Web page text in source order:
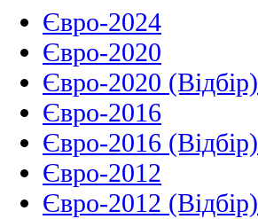
Євро-2024
Євро-2020
Євро-2020 (Відбір)
Євро-2016
Євро-2016 (Відбір)
Євро-2012
Євро-2012 (Відбір)